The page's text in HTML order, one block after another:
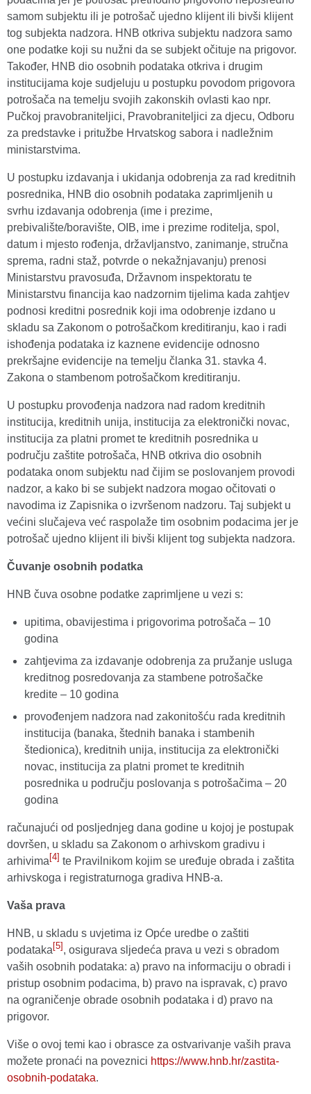
samom subjektu ili je potrošač ujedno klijent ili bivši klijent
tog subjekta nadzora. HNB otkriva subjektu nadzora samo
one podatke koji su nužni da se subjekt očituje na prigovor.
Također, HNB dio osobnih podataka otkriva i drugim
institucijama koje sudjeluju u postupku povodom prigovora
potrošača na temelju svojih zakonskih ovlasti kao npr.
Pučkoj pravobraniteljici, Pravobraniteljici za djecu, Odboru
za predstavke i pritužbe Hrvatskog sabora i nadležnim
ministarstvima.
U postupku izdavanja i ukidanja odobrenja za rad kreditnih
posrednika, HNB dio osobnih podataka zaprimljenih u
svrhu izdavanja odobrenja (ime i prezime,
prebivalište/boravište, OIB, ime i prezime roditelja, spol,
datum i mjesto rođenja, državljanstvo, zanimanje, stručna
sprema, radni staž, potvrde o nekažnjavanju) prenosi
Ministarstvu pravosuđa, Državnom inspektoratu te
Ministarstvu financija kao nadzornim tijelima kada zahtjev
podnosi kreditni posrednik koji ima odobrenje izdano u
skladu sa Zakonom o potrošačkom kreditiranju, kao i radi
ishođenja podataka iz kaznene evidencije odnosno
prekršajne evidencije na temelju članka 31. stavka 4.
Zakona o stambenom potrošačkom kreditiranju.
U postupku provođenja nadzora nad radom kreditnih
institucija, kreditnih unija, institucija za elektronički novac,
institucija za platni promet te kreditnih posrednika u
području zaštite potrošača, HNB otkriva dio osobnih
podataka onom subjektu nad čijim se poslovanjem provodi
nadzor, a kako bi se subjekt nadzora mogao očitovati o
navodima iz Zapisnika o izvršenom nadzoru. Taj subjekt u
većini slučajeva već raspolaže tim osobnim podacima jer je
potrošač ujedno klijent ili bivši klijent tog subjekta nadzora.
Čuvanje osobnih podatka
HNB čuva osobne podatke zaprimljene u vezi s:
upitima, obavijestima i prigovorima potrošača – 10
godina
zahtjevima za izdavanje odobrenja za pružanje usluga
kreditnog posredovanja za stambene potrošačke
kredite – 10 godina
provođenjem nadzora nad zakonitošću rada kreditnih
institucija (banaka, štednih banaka i stambenih
štedionica), kreditnih unija, institucija za elektronički
novac, institucija za platni promet te kreditnih
posrednika u području poslovanja s potrošačima – 20
godina
računajući od posljednjeg dana godine u kojoj je postupak
dovršen, u skladu sa Zakonom o arhivskom gradivu i
arhivima [4] te Pravilnikom kojim se uređuje obrada i zaštita
arhivskoga i registraturnoga gradiva HNB-a.
Vaša prava
HNB, u skladu s uvjetima iz Opće uredbe o zaštiti
podataka [5] , osigurava sljedeća prava u vezi s obradom
vaših osobnih podataka: a) pravo na informaciju o obradi i
pristup osobnim podacima, b) pravo na ispravak, c) pravo
na ograničenje obrade osobnih podataka i d) pravo na
prigovor.
Više o ovoj temi kao i obrasce za ostvarivanje vaših prava
možete pronaći na poveznici https://www.hnb.hr/zastita-
osobnih-podataka.